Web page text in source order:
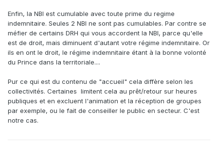
Enfin, la NBI est cumulable avec toute prime du regime
indemnitaire. Seules 2 NBI ne sont pas cumulables. Par contre se
méfier de certains DRH qui vous accordent la NBI, parce qu'elle
est de droit, mais diminuent d'autant votre régime indemnitaire. Or
ils en ont le droit, le régime indemnitaire étant à la bonne volonté
du Prince dans la territoriale....
Pur ce qui est du contenu de "accueil" cela diffère selon les
collectivités. Certaines limitent cela au prêt/retour sur heures
publiques et en excluent l'animation et la réception de groupes
par exemple, ou le fait de conseiller le public en secteur. C'est
notre cas.